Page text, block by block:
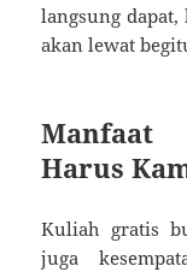
langsung
akan lewat
Harus
Kuliah gratis
juga